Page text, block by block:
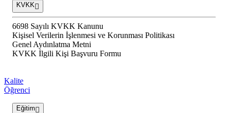
KVKK
6698 Sayılı KVKK Kanunu
Kişisel Verilerin İşlenmesi ve Korunması Politikası
Genel Aydınlatma Metni
KVKK İlgili Kişi Başvuru Formu
Kalite
Öğrenci
Eğitim